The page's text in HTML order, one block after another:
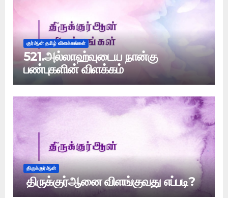
குர்ஆன் தமிழ் விளக்கங்கள்
521.அல்லாஹ்வுடைய நான்கு
பண்புகளின் விளக்கம்
திருக்குர்ஆன்
திருக்குர்ஆனை விளங்குவது எப்படி?